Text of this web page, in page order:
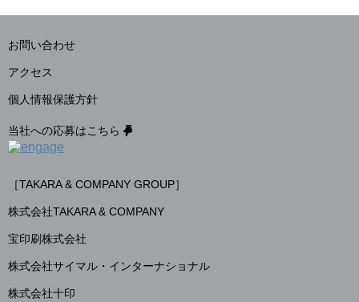
お問い合わせ
アクセス
個人情報保護方針
当社への応募はこちら
［TAKARA & COMPANY GROUP］
株式会社TAKARA & COMPANY
宝印刷株式会社
株式会社サイマル・インターナショナル
株式会社十印